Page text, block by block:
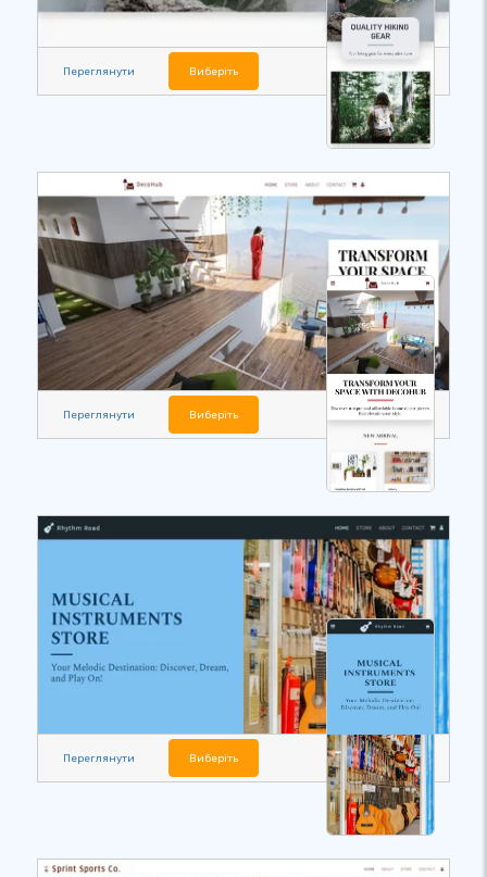
Переглянути Виберіть
Переглянути Виберіть
Переглянути Виберіть